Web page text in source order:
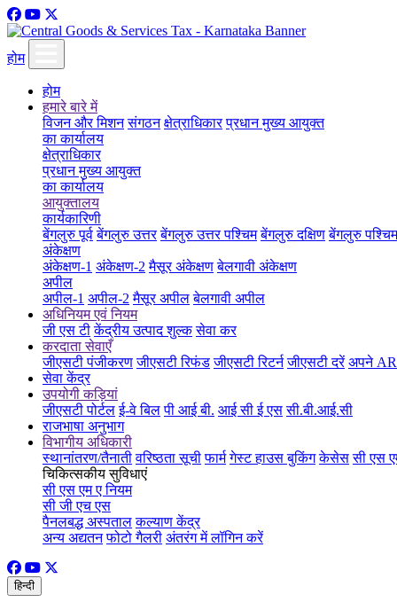
होम
होम
हमारे बारे में
विजन और मिशन संगठन क्षेत्राधिकार प्रधान मुख्य आयुक्त
का कार्यालय
क्षेत्राधिकार
प्रधान मुख्य आयुक्त
का कार्यालय
आयुक्तालय
कार्यकारिणी
बेंगलुरु पूर्व बेंगलुरु उत्तर बेंगलुरु उत्तर पश्चिम बेंगलुरु दक्षिण बेंगलुरु पश्चिम
अंकेक्षण
अंकेक्षण-1 अंकेक्षण-2 मैसूर अंकेक्षण बेलगावी अंकेक्षण
अपील
अपील-1 अपील-2 मैसूर अपील बेलगावी अपील
अधिनियम एवं नियम
जी एस टी केंद्रीय उत्पाद शुल्क सेवा कर
करदाता सेवाएँ
जीएसटी पंजीकरण जीएसटी रिफंड जीएसटी रिटर्न जीएसटी दरें अपने
सेवा केंद्र
उपयोगी कड़ियां
जीएसटी पोर्टल ई-वे बिल पी आई बी. आई सी ई एस सी.बी.आई.सी
राजभाषा अनुभाग
विभागीय अधिकारी
स्थानांतरण/तैनाती वरिष्ठता सूची फार्म गेस्ट हाउस बुकिंग केसेस सी एस
चिकित्सकीय सुविधाएं
सी एस एम ए नियम
सी जी एच एस
पैनलबद्ध अस्पताल कल्याण केंद्र
अन्य अद्यतन फोटो गैलरी अंतरंग में लॉगिन करें
हिन्दी